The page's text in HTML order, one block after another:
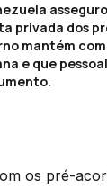
privada dos
mantém
e que
os pré-